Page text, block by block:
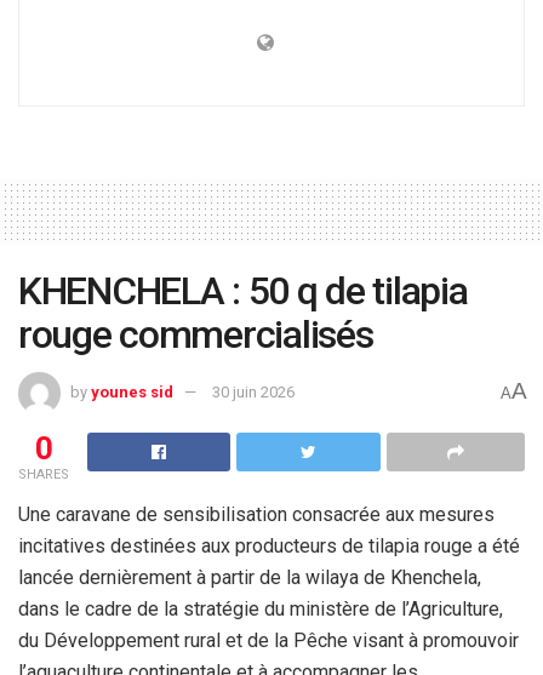
KHENCHELA : 50 q de tilapia
rouge commercialisés
by younes sid 30 juin 2026 AA
0
SHARES
Une caravane de sensibilisation consacrée aux mesures
incitatives destinées aux producteurs de tilapia rouge a été
lancée dernièrement à partir de la wilaya de Khenchela,
dans le cadre de la stratégie du ministère de l’Agriculture,
du Développement rural et de la Pêche visant à promouvoir